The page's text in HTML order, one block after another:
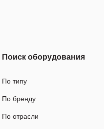
Поиск оборудования
По типу
По бренду
По отрасли